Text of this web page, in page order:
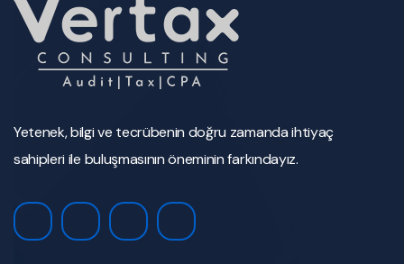
Yetenek, bilgi ve tecrübenin doğru zamanda ihtiyaç
sahipleri ile buluşmasının öneminin farkındayız.